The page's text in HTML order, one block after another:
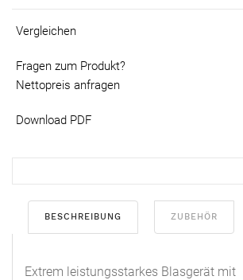
Vergleichen
Fragen zum Produkt?
Nettopreis anfragen
Download PDF
BESCHREIBUNG ZUBEHÖR
Extrem leistungsstarkes Blasgerät mit